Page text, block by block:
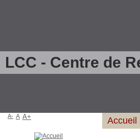
LCC - Centre de
Accueil
A- A A+